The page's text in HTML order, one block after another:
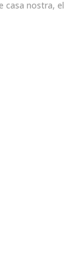
casa nostra, el